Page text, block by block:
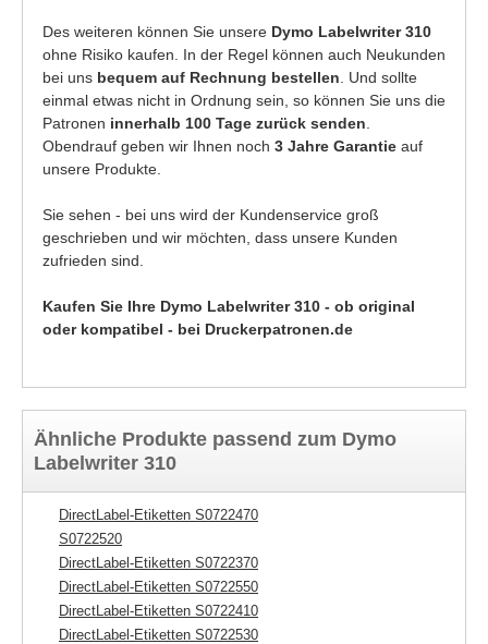
Des weiteren können Sie unsere Dymo Labelwriter 310
ohne Risiko kaufen. In der Regel können auch Neukunden
bei uns bequem auf Rechnung bestellen . Und sollte
einmal etwas nicht in Ordnung sein, so können Sie uns die
Patronen innerhalb 100 Tage zurück senden
Obendrauf geben wir Ihnen noch 3 Jahre Garantie auf
unsere Produkte.
Sie sehen - bei uns wird der Kundenservice groß
geschrieben und wir möchten, dass unsere Kunden
zufrieden sind.
Kaufen Sie Ihre Dymo Labelwriter 310 - ob original
oder kompatibel - bei Druckerpatronen.de
Ähnliche Produkte passend zum Dymo
Labelwriter 310
DirectLabel-Etiketten S0722470
S0722520
DirectLabel-Etiketten S0722370
DirectLabel-Etiketten S0722550
DirectLabel-Etiketten S0722410
DirectLabel-Etiketten S0722530